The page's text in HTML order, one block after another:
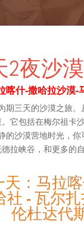
2夜沙
喀什-撒哈拉沙漠-
期三天的沙漠之旅
它包括在梅尔祖卡
的沙漠营地时光，你
拉峡谷，和更多的
天：马拉
社 - 瓦尔
伦杜达代